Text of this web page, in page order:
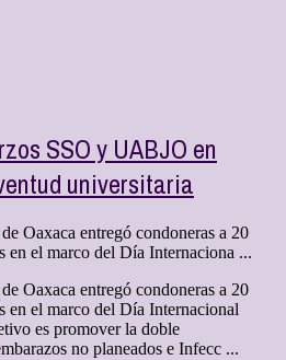
SSO y UABJO en
universitaria
Oaxaca entregó condoneras a 20
en el marco del Día Internaciona ...
Oaxaca entregó condoneras a 20
en el marco del Día Internacional
es promover la doble
no planeados e Infecc ...